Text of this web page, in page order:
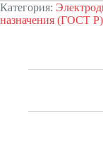
Категория:
назначения (ГОСТ Р)